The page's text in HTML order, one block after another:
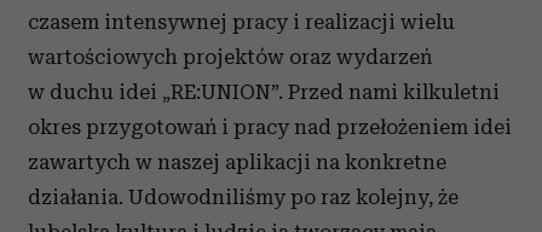
czasem intensywnej pracy i realizacji wielu
wartościowych projektów oraz wydarzeń
w duchu idei „RE:UNION”. Przed nami kilkuletni
okres przygotowań i pracy nad przełożeniem idei
zawartych w naszej aplikacji na konkretne
działania. Udowodniliśmy po raz kolejny, że